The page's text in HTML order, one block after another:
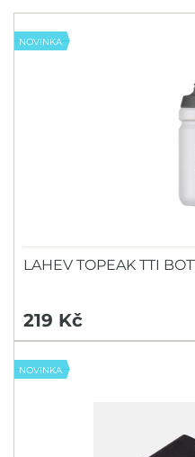
NOVINKA
LAHEV TOPEAK TTI
219 Kč
NOVINKA